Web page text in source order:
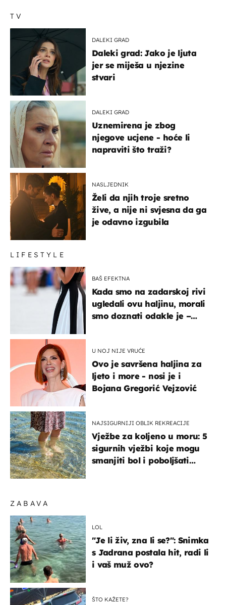
ZABAVA
LOL
"Je li živ, zna li se?": Snimka
s Jadrana postala hit, radi li
i vaš muž ovo?
ŠTO KAŽETE?
TV
DALEKI GRAD
Daleki grad: Jako je ljuta
jer se miješa u njezine
stvari
DALEKI GRAD
Uznemirena je zbog
njegove ucjene - hoće li
napraviti što traži?
NASLJEDNIK
Želi da njih troje sretno
žive, a nije ni svjesna da ga
je odavno izgubila
LIFESTYLE
BAŠ EFEKTNA
Kada smo na zadarskoj rivi
ugledali ovu haljinu, morali
smo doznati odakle je –
U NOJ NIJE VRUĆE
Ovo je savršena haljina za
ljeto i more - nosi je i
Bojana Gregorić Vejzović
NAJSIGURNIJI OBLIK REKREACIJE
Vježbe za koljeno u moru: 5
sigurnih vježbi koje mogu
smanjiti bol i poboljšati